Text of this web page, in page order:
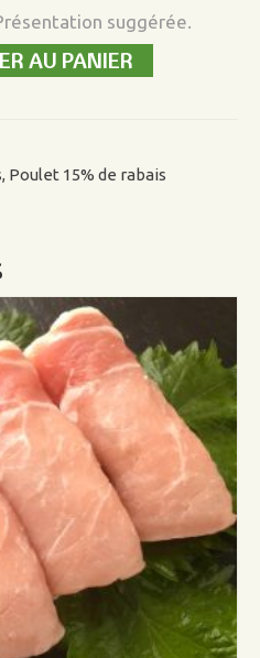
suggérée.
AU PANIER
, Poulet 15% de rabais